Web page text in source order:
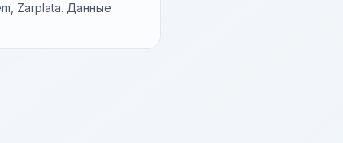
Zarplata. Данные